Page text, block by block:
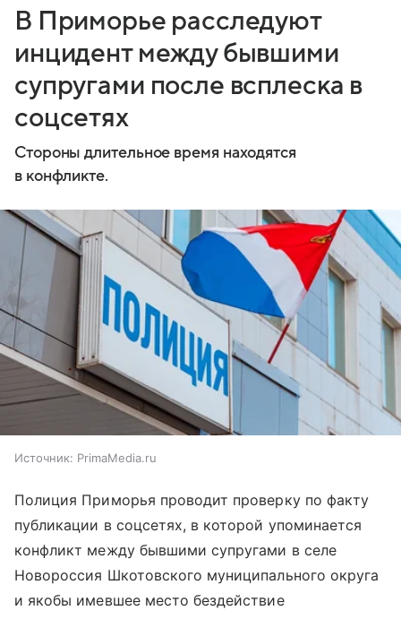
В Приморье расследуют
инцидент между бывшими
супругами после всплеска в
соцсетях
Стороны длительное время находятся
в конфликте.
Источник: PrimaMedia.ru
Полиция Приморья проводит проверку по факту
публикации в соцсетях, в которой упоминается
конфликт между бывшими супругами в селе
Новороссия Шкотовского муниципального округа
и якобы имевшее место бездействие